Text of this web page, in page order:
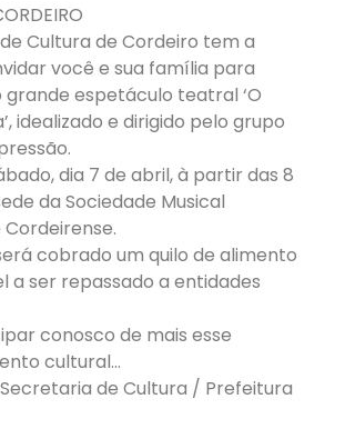
Cultura de Cordeiro tem a
você e sua família para
grande espetáculo teatral ‘O
idealizado e dirigido pelo grupo
dia 7 de abril, à partir das 8
da Sociedade Musical
cobrado um quilo de alimento
a ser repassado a entidades
conosco de mais esse
cultural…
de Cultura / Prefeitura